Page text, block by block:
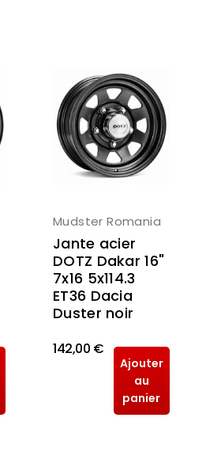
Mudster Romania
Jante acier
DOTZ Dakar 16"
7x16 5x114.3
ET36 Dacia
Duster noir
142,00 €
Ajouter
au
panier